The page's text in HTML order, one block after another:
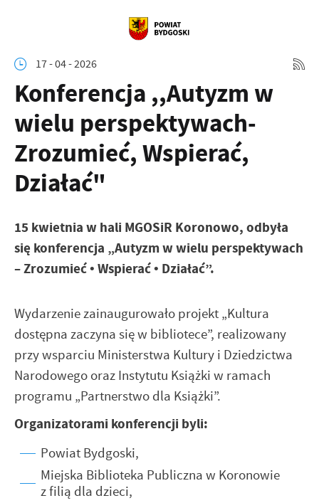
17 - 04 - 2026
Konferencja ,,Autyzm w
wielu perspektywach-
Zrozumieć, Wspierać,
Działać"
15 kwietnia w hali MGOSiR Koronowo, odbyła
się konferencja „Autyzm w wielu perspektywach
– Zrozumieć • Wspierać • Działać”.
Wydarzenie zainaugurowało projekt „Kultura
dostępna zaczyna się w bibliotece”, realizowany
przy wsparciu Ministerstwa Kultury i Dziedzictwa
Narodowego oraz Instytutu Książki w ramach
programu „Partnerstwo dla Książki”.
Organizatorami konferencji byli:
Powiat Bydgoski,
Miejska Biblioteka Publiczna w Koronowie
z filią dla dzieci,